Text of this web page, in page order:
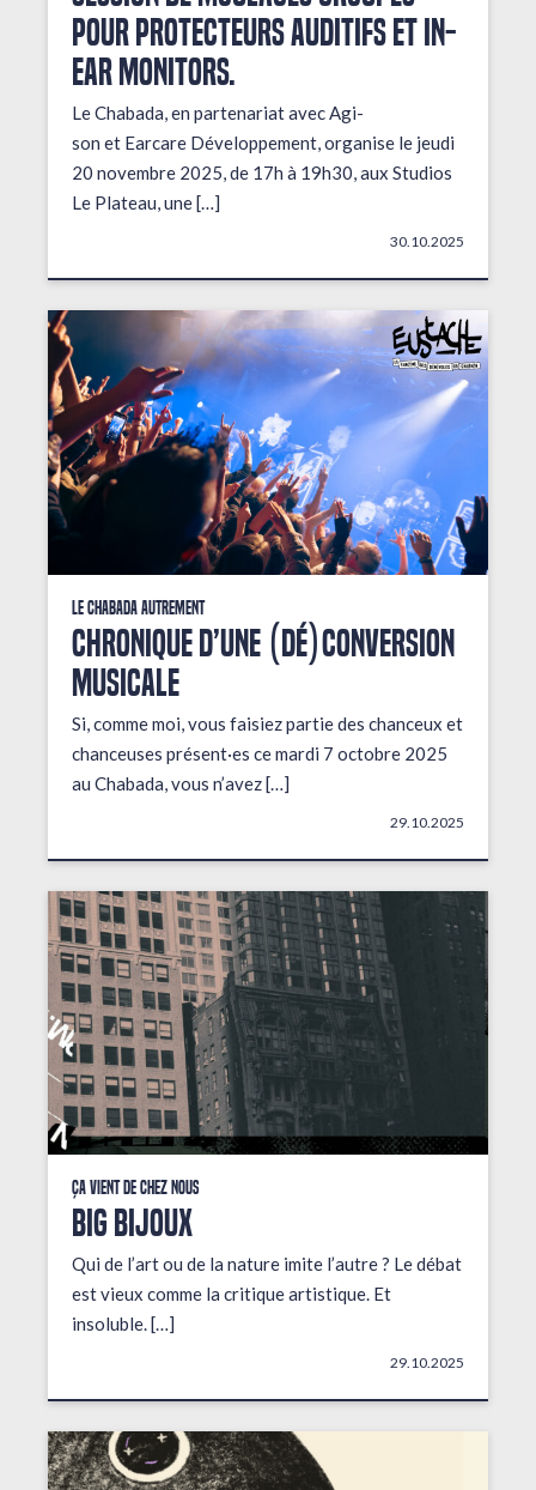
pour protecteurs auditifs et in-
ear monitors.
Le Chabada, en partenariat avec Agi-
son et Earcare Développement, organise le jeudi
20 novembre 2025, de 17h à 19h30, aux Studios
Le Plateau, une […]
30.10.2025
Le Chabada autrement
Chronique d’une (dé)conversion
musicale
Si, comme moi, vous faisiez partie des chanceux et
chanceuses présent·es ce mardi 7 octobre 2025
au Chabada, vous n’avez […]
29.10.2025
Ça vient de chez nous
BIG BIJOUX
Qui de l’art ou de la nature imite l’autre ? Le débat
est vieux comme la critique artistique. Et
insoluble. […]
29.10.2025